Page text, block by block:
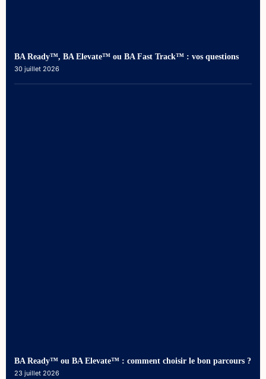
BA Ready™, BA Elevate™ ou BA Fast Track™ : vos questions
30 juillet 2026
BA Ready™ ou BA Elevate™ : comment choisir le bon parcours ?
23 juillet 2026